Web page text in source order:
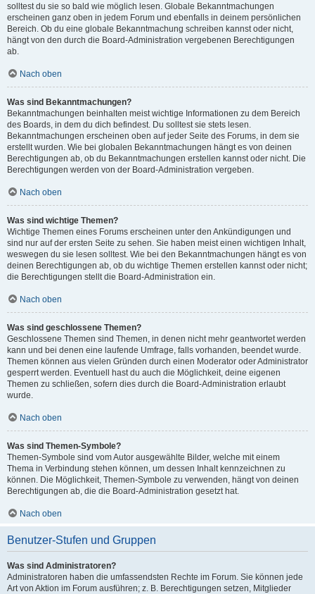
solltest du sie so bald wie möglich lesen. Globale Bekanntmachungen
erscheinen ganz oben in jedem Forum und ebenfalls in deinem persönlichen
Bereich. Ob du eine globale Bekanntmachung schreiben kannst oder nicht,
hängt von den durch die Board-Administration vergebenen Berechtigungen
ab.
Nach oben
Was sind Bekanntmachungen?
Bekanntmachungen beinhalten meist wichtige Informationen zu dem Bereich
des Boards, in dem du dich befindest. Du solltest sie stets lesen.
Bekanntmachungen erscheinen oben auf jeder Seite des Forums, in dem sie
erstellt wurden. Wie bei globalen Bekanntmachungen hängt es von deinen
Berechtigungen ab, ob du Bekanntmachungen erstellen kannst oder nicht. Die
Berechtigungen werden von der Board-Administration vergeben.
Nach oben
Was sind wichtige Themen?
Wichtige Themen eines Forums erscheinen unter den Ankündigungen und
sind nur auf der ersten Seite zu sehen. Sie haben meist einen wichtigen Inhalt,
weswegen du sie lesen solltest. Wie bei den Bekanntmachungen hängt es von
deinen Berechtigungen ab, ob du wichtige Themen erstellen kannst oder nicht;
die Berechtigungen stellt die Board-Administration ein.
Nach oben
Was sind geschlossene Themen?
Geschlossene Themen sind Themen, in denen nicht mehr geantwortet werden
kann und bei denen eine laufende Umfrage, falls vorhanden, beendet wurde.
Themen können aus vielen Gründen durch einen Moderator oder Administrator
gesperrt werden. Eventuell hast du auch die Möglichkeit, deine eigenen
Themen zu schließen, sofern dies durch die Board-Administration erlaubt
wurde.
Nach oben
Was sind Themen-Symbole?
Themen-Symbole sind vom Autor ausgewählte Bilder, welche mit einem
Thema in Verbindung stehen können, um dessen Inhalt kennzeichnen zu
können. Die Möglichkeit, Themen-Symbole zu verwenden, hängt von deinen
Berechtigungen ab, die die Board-Administration gesetzt hat.
Nach oben
Benutzer-Stufen und Gruppen
Was sind Administratoren?
Administratoren haben die umfassendsten Rechte im Forum. Sie können jede
Art von Aktion im Forum ausführen; z. B. Berechtigungen setzen, Mitglieder